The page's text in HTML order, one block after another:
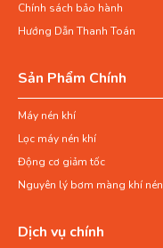
Chính sách bảo hành
Hướng Dẫn Thanh Toán
Sản Phẩm Chính
Máy nén khí
Lọc máy nén khí
Động cơ giảm tốc
Nguyên lý bơm màng khí nén
Dịch vụ chính